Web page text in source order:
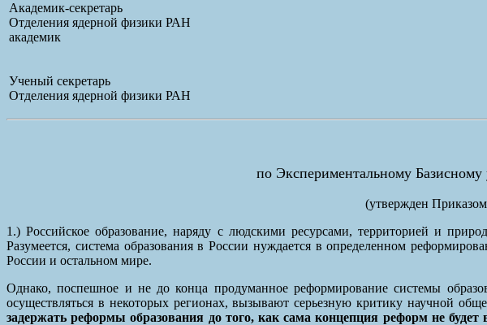
Академик-секретарь
Отделения ядерной физики РАН
академик
Ученый секретарь
Отделения ядерной физики РАН
по Экспериментальному
(утвержден
1.) Российское образование, наряду с людскими ресурсами, территорией и
Разумеется, система образования в России нуждается в определенном
России и остальном мире.
Однако, поспешное и не до конца продуманное реформирование системы
осуществляться в некоторых регионах, вызывают серьезную критику научной
задержать реформы образования до того, как сама концепция реформ не будет